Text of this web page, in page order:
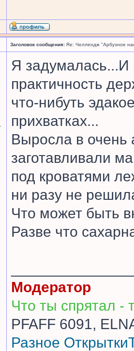
Заголовок сообщения: Re: Челлендж "Арбузное
Я
практичность
что-нибуть
прихватках...
Выросла в очень
заготавливали
под кроватями
ни разу не
Что может быть
Разве что
Модератор
Что ты спрятал -
PFAFF 6091,
Разное Открытки